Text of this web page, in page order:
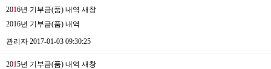
2016년 기부금(품) 내역 새창
2016년 기부금(품) 내역
관리자 2017-01-03 09:30:25
2015년 기부금(품) 내역 새창